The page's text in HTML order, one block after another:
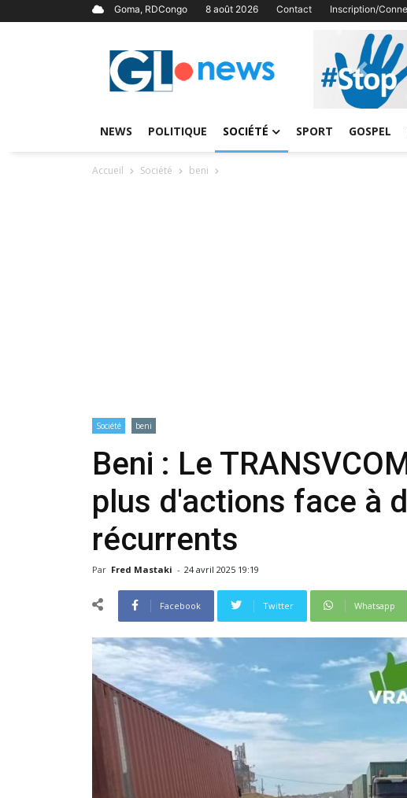
Goma, RDCongo 8 août 2026 Contact Inscription/
NEWS POLITIQUE SOCIÉTÉ SPORT GOSPEL
Accueil Société beni
Société beni
Beni : Le
plus d'actions face à
récurrents
Par Fred Mastaki - 24 avril 2025 19:19
Facebook Twitter Whatsapp